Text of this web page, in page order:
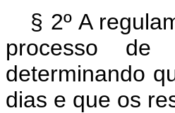
§ 2º A
processo de
determinando
dias e que os